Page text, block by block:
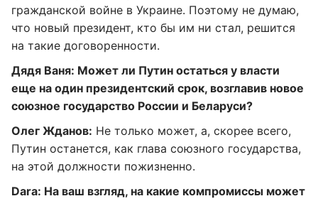
гражданской войне в Украине. Поэтому не думаю,
что новый президент, кто бы им ни стал, решится
на такие договоренности.
Дядя Ваня: Может ли Путин остаться у власти
еще на один президентский срок, возглавив новое
союзное государство России и Беларуси?
Олег Жданов: Не только может, а, скорее всего,
Путин останется, как глава союзного государства,
на этой должности пожизненно.
Dara: На ваш взгляд, на какие компромиссы может